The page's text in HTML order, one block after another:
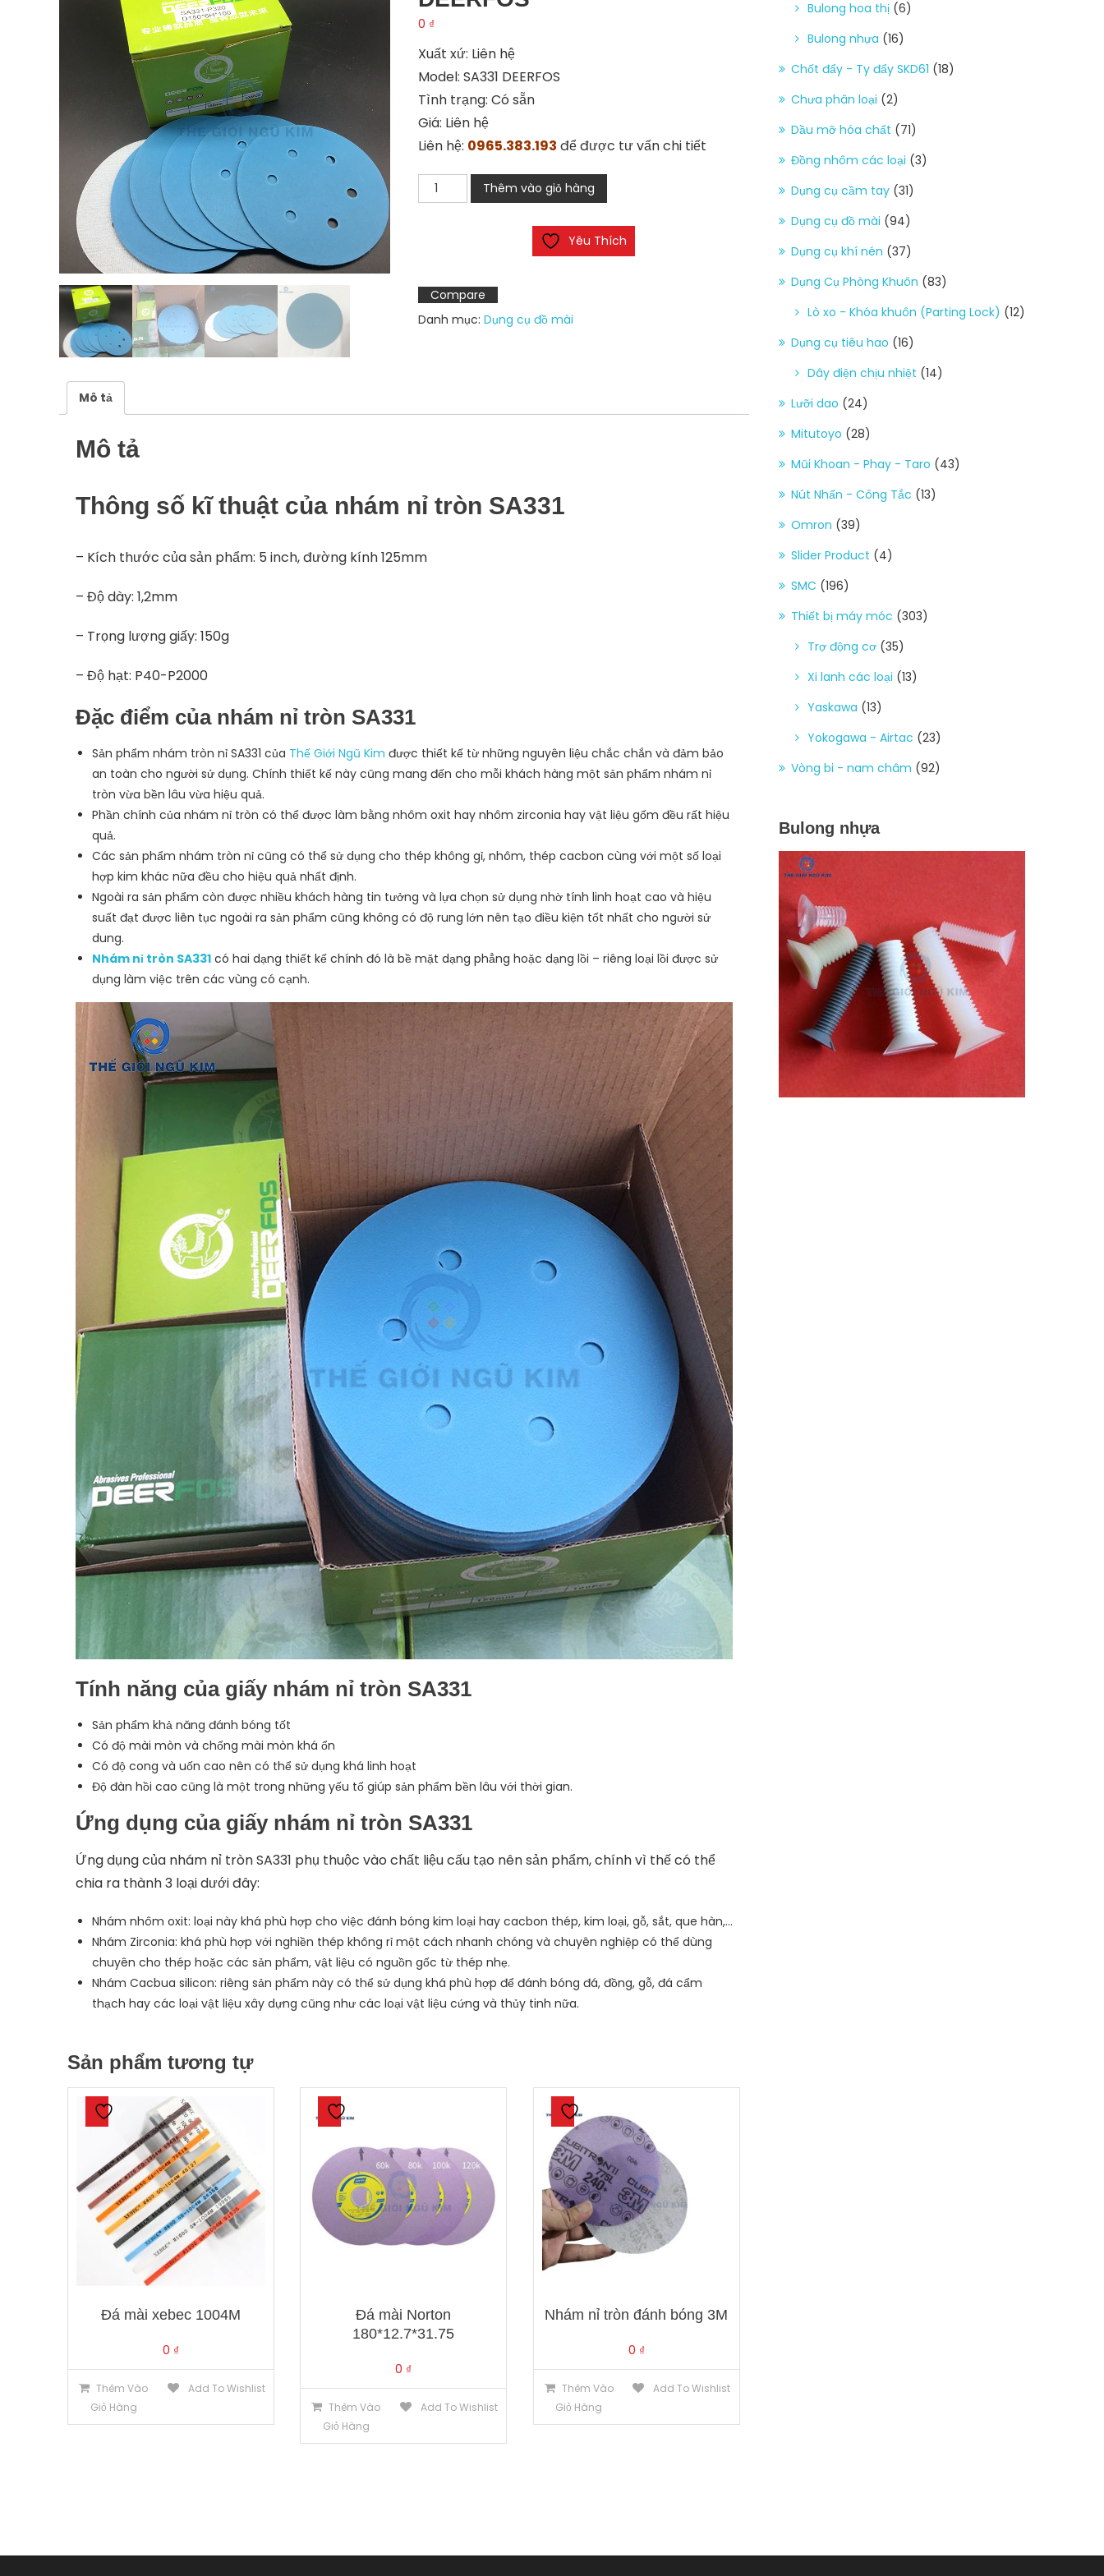
0 ₫
Xuất xứ: Liên hệ
Model: SA331 DEERFOS
Tình trạng: Có sẵn
Giá: Liên hệ
Liên hệ: 0965.383.193 để được tư vấn chi tiết
Nhám
nỉ
số
lượng
Thêm vào giỏ hàng
Yêu Thích
Compare
Danh mục: Dụng cụ đồ mài
Mô tả
Mô tả
Thông số kĩ thuật của nhám nỉ tròn SA331
– Kích thước của sản phẩm: 5 inch, đường kính 125mm
– Độ dày: 1,2mm
– Trọng lượng giấy: 150g
– Độ hạt: P40-P2000
Đặc điểm của nhám nỉ tròn SA331
Sản phẩm nhám tròn nỉ SA331 của Thế Giới Ngũ Kim được thiết kế từ những nguyên liệu chắc chắn và đảm bảo
an toàn cho người sử dụng. Chính thiết kế này cũng mang đến cho mỗi khách hàng một sản phẩm nhám nỉ
tròn vừa bền lâu vừa hiệu quả.
Phần chính của nhám nỉ tròn có thể được làm bằng nhôm oxit hay nhôm zirconia hay vật liệu gốm đều rất hiệu
quả.
Các sản phẩm nhám tròn nỉ cũng có thể sử dụng cho thép không gỉ, nhôm, thép cacbon cùng với một số loại
hợp kim khác nữa đều cho hiệu quả nhất định.
Ngoài ra sản phẩm còn được nhiều khách hàng tin tưởng và lựa chọn sử dụng nhờ tính linh hoạt cao và hiệu
suất đạt được liên tục ngoài ra sản phẩm cũng không có độ rung lớn nên tạo điều kiện tốt nhất cho người sử
dung.
Nhám nỉ tròn SA331 có hai dạng thiết kế chính đó là bề mặt dạng phẳng hoặc dạng lồi – riêng loại lồi được sử
dụng làm việc trên các vùng có cạnh.
Tính năng của giấy nhám nỉ tròn SA331
Sản phẩm khả năng đánh bóng tốt
Có độ mài mòn và chống mài mòn khá ổn
Có độ cong và uốn cao nên có thể sử dụng khá linh hoạt
Độ đàn hồi cao cũng là một trong những yếu tố giúp sản phẩm bền lâu với thời gian.
Ứng dụng của giấy nhám nỉ tròn SA331
Ứng dụng của nhám nỉ tròn SA331 phụ thuộc vào chất liệu cấu tạo nên sản phẩm, chính vì thế có thể
chia ra thành 3 loại dưới đây:
Nhám nhôm oxit: loại này khá phù hợp cho việc đánh bóng kim loại hay cacbon thép, kim loại, gỗ, sắt, que hàn,…
Nhám Zirconia: khá phù hợp với nghiền thép không rỉ một cách nhanh chóng và chuyên nghiệp có thể dùng
chuyên cho thép hoặc các sản phẩm, vật liệu có nguồn gốc từ thép nhẹ.
Nhám Cacbua silicon: riêng sản phẩm này có thể sử dụng khá phù hợp để đánh bóng đá, đồng, gỗ, đá cẩm
thạch hay các loại vật liệu xây dựng cũng như các loại vật liệu cứng và thủy tinh nữa.
Sản phẩm tương tự
Đá mài xebec 1004M
0 ₫
Thêm Vào
Giỏ Hàng
Add To Wishlist
Đá mài Norton
180*12.7*31.75
0 ₫
Thêm Vào
Giỏ Hàng
Add To Wishlist
Nhám nỉ tròn đánh bóng 3M
0 ₫
Thêm Vào
Giỏ Hàng
Add To Wishlist
Bulong hoa thị (6)
Bulong nhựa (16)
Chốt đẩy - Ty đẩy SKD61 (18)
Chưa phân loại (2)
Dầu mỡ hóa chất (71)
Đồng nhôm các loại (3)
Dụng cụ cầm tay (31)
Dụng cụ đồ mài (94)
Dụng cụ khí nén (37)
Dụng Cụ Phòng Khuôn (83)
Lò xo - Khóa khuôn (Parting Lock) (12)
Dụng cụ tiêu hao (16)
Dây điện chịu nhiệt (14)
Lưỡi dao (24)
Mitutoyo (28)
Mũi Khoan - Phay - Taro (43)
Nút Nhấn - Công Tắc (13)
Omron (39)
Slider Product (4)
SMC (196)
Thiết bị máy móc (303)
Trợ động cơ (35)
Xi lanh các loại (13)
Yaskawa (13)
Yokogawa - Airtac (23)
Vòng bi - nam châm (92)
Bulong nhựa